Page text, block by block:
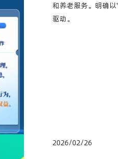
和养老服务。明确
驱动。
2026/02/26